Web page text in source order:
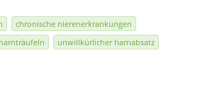
chronische nierenerkrankungen
harnträufeln unwillkürlicher harnabsatz